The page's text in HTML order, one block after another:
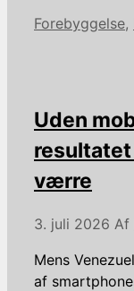
Kategorier
Forebyggelse,
Uden
værre
3. juli 2026 Af
Mens
af